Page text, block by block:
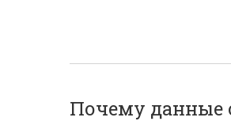
Почему данные